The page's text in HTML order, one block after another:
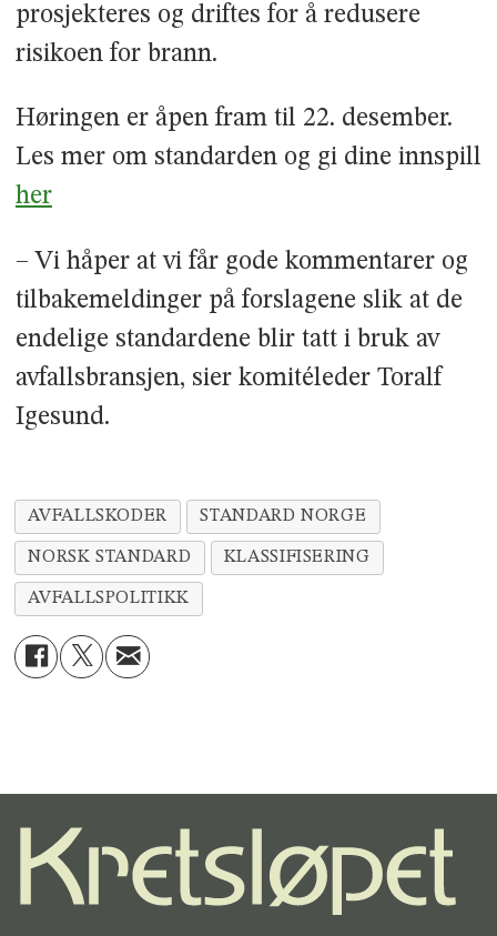
prosjekteres og driftes for å redusere
risikoen for brann.
Høringen er åpen fram til 22. desember.
Les mer om standarden og gi dine innspill
her
– Vi håper at vi får gode kommentarer og
tilbakemeldinger på forslagene slik at de
endelige standardene blir tatt i bruk av
avfallsbransjen, sier komitéleder Toralf
Igesund.
AVFALLSKODER STANDARD NORGE
NORSK STANDARD KLASSIFISERING
AVFALLSPOLITIKK